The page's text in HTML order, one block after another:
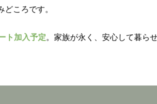
どころです。
ト加入予定。家族が永く、安心して暮ら